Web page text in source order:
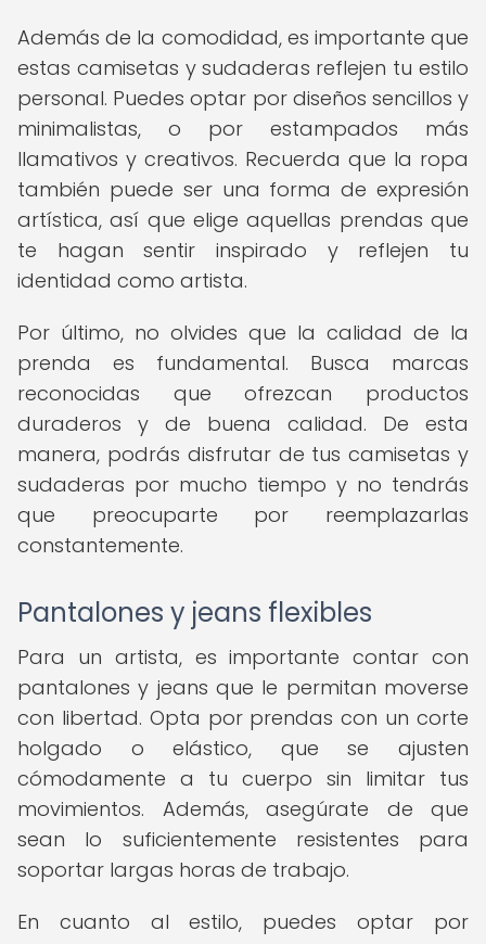
Además de la comodidad, es importante que
estas camisetas y sudaderas reflejen tu estilo
personal. Puedes optar por diseños sencillos y
minimalistas, o por estampados más
llamativos y creativos. Recuerda que la ropa
también puede ser una forma de expresión
artística, así que elige aquellas prendas que
te hagan sentir inspirado y reflejen tu
identidad como artista.
Por último, no olvides que la calidad de la
prenda es fundamental. Busca marcas
reconocidas que ofrezcan productos
duraderos y de buena calidad. De esta
manera, podrás disfrutar de tus camisetas y
sudaderas por mucho tiempo y no tendrás
que preocuparte por reemplazarlas
constantemente.
Pantalones y jeans flexibles
Para un artista, es importante contar con
pantalones y jeans que le permitan moverse
con libertad. Opta por prendas con un corte
holgado o elástico, que se ajusten
cómodamente a tu cuerpo sin limitar tus
movimientos. Además, asegúrate de que
sean lo suficientemente resistentes para
soportar largas horas de trabajo.
En cuanto al estilo, puedes optar por